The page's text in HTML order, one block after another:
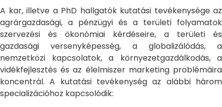
A kar, illetve a PhD hallgatók kutatási tevékenysége az
agrárgazdasági, a pénzügyi és a területi folyamatok
szervezési és ökonómiai kérdéseire, a területi és
gazdasági versenyképesség, a globalizálódás, a
nemzetközi kapcsolatok, a környezetgazdálkodás, a
vidékfejlesztés és az élelmiszer marketing problémáira
koncentrál. A kutatási tevékenység az alábbi három
specializációhoz kapcsolódik: